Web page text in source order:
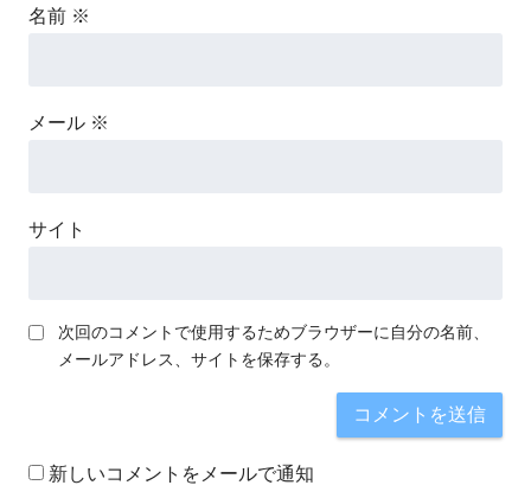
名前 ※
メール ※
サイト
次回のコメントで使用するためブラウザーに自分の名前、
メールアドレス、サイトを保存する。
新しいコメントをメールで通知